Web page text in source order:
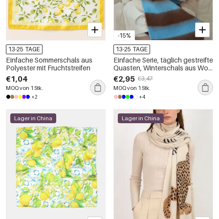
13-25 TAGE
Einfache Sommerschals aus
Polyester mit Fruchtstreifen
€1,04
MOQ von 1 Stk.
+2
-15%
13-25 TAGE
Einfache Serie, täglich gestreifte
Quasten, Winterschals aus Woll-
Polyester-Mischgewebe in
verschiedenen Farben
€2,95 €3,47
MOQ von 1 Stk.
+4
Lager in China Lager in China